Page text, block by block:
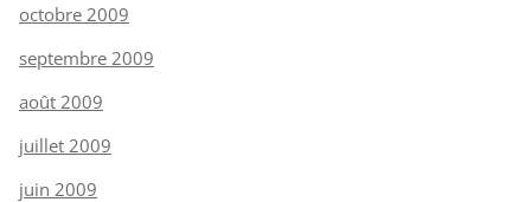
octobre 2009
septembre 2009
août 2009
juillet 2009
juin 2009